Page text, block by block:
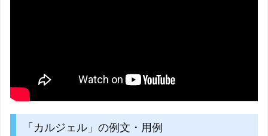
「カルジェル」の例文・用例